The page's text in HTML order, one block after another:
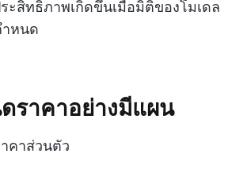
ะสิทธิภาพเกิดขึ้นเมื่อมิติของโมเดล
ำหนด
ราคาอย่างมีแผน
คาส่วนตัว